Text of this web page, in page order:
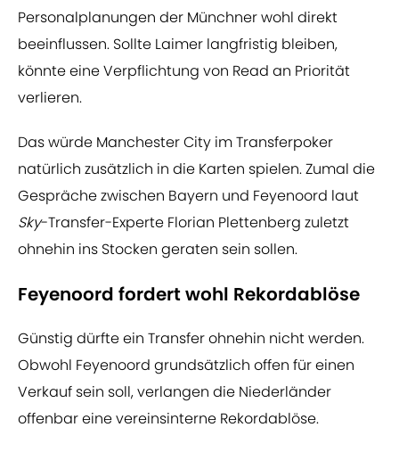
Personalplanungen der Münchner wohl direkt
beeinflussen. Sollte Laimer langfristig bleiben,
könnte eine Verpflichtung von Read an Priorität
verlieren.
Das würde Manchester City im Transferpoker
natürlich zusätzlich in die Karten spielen. Zumal die
Gespräche zwischen Bayern und Feyenoord laut
Sky-Transfer-Experte Florian Plettenberg zuletzt
ohnehin ins Stocken geraten sein sollen.
Feyenoord fordert wohl Rekordablöse
Günstig dürfte ein Transfer ohnehin nicht werden.
Obwohl Feyenoord grundsätzlich offen für einen
Verkauf sein soll, verlangen die Niederländer
offenbar eine vereinsinterne Rekordablöse.